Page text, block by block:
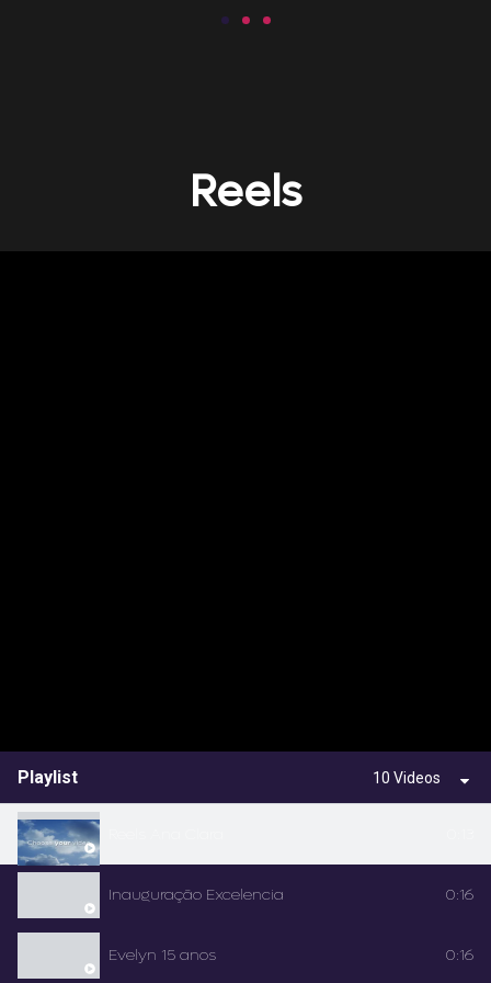
Reels
Playlist 10 Videos
Inauguração Excelencia 0:16
Evelyn 15 anos 0:16